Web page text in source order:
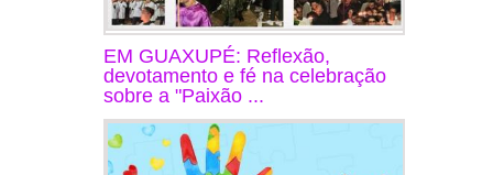
EM GUAXUPÉ: Reflexão,
devotamento e fé na celebração
sobre a "Paixão ...